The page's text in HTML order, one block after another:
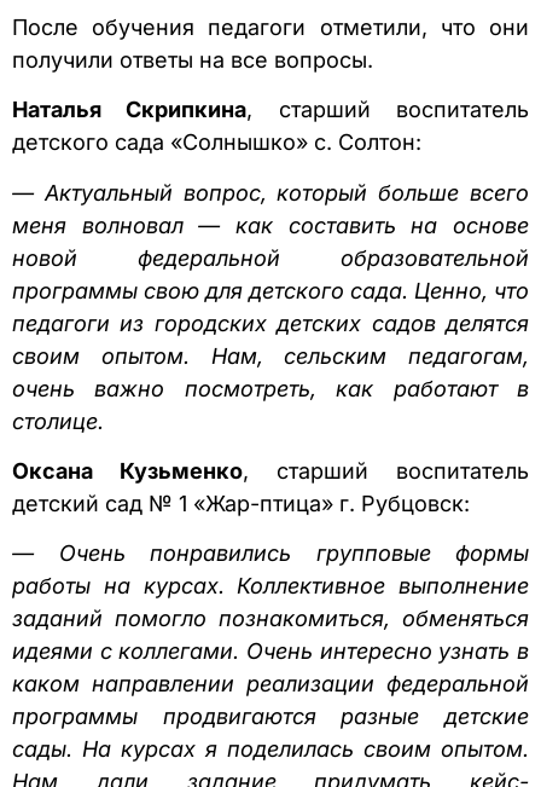
После обучения педагоги отметили, что они
получили ответы на все вопросы.
Наталья Скрипкина, старший воспитатель
детского сада «Солнышко» с. Солтон:
— Актуальный вопрос, который больше всего
меня волновал — как составить на основе
новой федеральной образовательной
программы свою для детского сада. Ценно, что
педагоги из городских детских садов делятся
своим опытом. Нам, сельским педагогам,
очень важно посмотреть, как работают в
столице.
Оксана Кузьменко, старший воспитатель
детский сад № 1 «Жар-птица» г. Рубцовск:
— Очень понравились групповые формы
работы на курсах. Коллективное выполнение
заданий помогло познакомиться, обменяться
идеями с коллегами. Очень интересно узнать в
каком направлении реализации федеральной
программы продвигаются разные детские
сады. На курсах я поделилась своим опытом.